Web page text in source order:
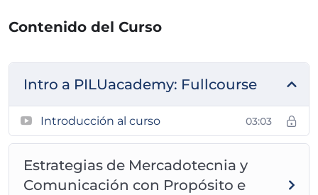
Contenido del Curso
Intro a PILUacademy: Fullcourse
Introducción al curso 03:03
Estrategias de Mercadotecnia y
Comunicación con Propósito e